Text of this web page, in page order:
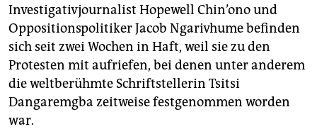
Investigativjournalist Hopewell Chin’ono und
Oppositionspolitiker Jacob Ngarivhume befinden
sich seit zwei Wochen in Haft, weil sie zu den
Protesten mit aufriefen, bei denen unter anderem
die weltberühmte Schriftstellerin Tsitsi
Dangaremgba zeitweise festgenommen worden
war.